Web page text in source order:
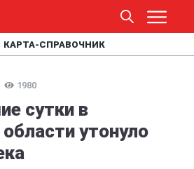
КАРТА-СПРАВОЧНИК
1980
сутки в
утонуло